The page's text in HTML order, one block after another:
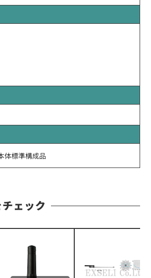
体標準構成品
ェック